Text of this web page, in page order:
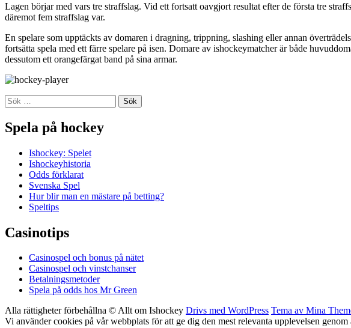
Lagen börjar med vars tre straffslag. Vid ett fortsatt oavgjort resultat efter de första tre
däremot fem straffslag var.
En spelare som upptäckts av domaren i dragning, trippning, slashing eller annan
fortsätta spela med ett färre spelare på isen. Domare av ishockeymatcher är både
dessutom ett orangefärgat band på sina armar.
Sök
efter:
Spela på hockey
Ishockey: Spelet
Ishockeyhistoria
Odds förklarat
Svenska Spel
Hur blir man en mästare på betting?
Speltips
Casinotips
Casinospel och bonus på nätet
Casinospel och vinstchanser
Betalningsmetoder
Spela på odds hos Mr Green
Alla rättigheter förbehållna © Allt om Ishockey Drivs med WordPress Tema av Mina
Vi använder cookies på vår webbplats för att ge dig den mest relevanta upplevelsen